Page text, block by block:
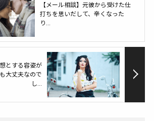
【メール相談】元彼から受けた仕
打ちを思いだして、辛くなった
り...
とする容姿が
大丈夫なので
し...